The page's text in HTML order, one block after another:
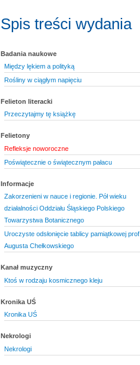
Spis treści wydania
Badania naukowe
Między lękiem a polityką
Rośliny w ciągłym napięciu
Felieton literacki
Przeczytajmy tę książkę
Felietony
Refleksje noworoczne
Poświątecznie o świątecznym pałacu
Informacje
Zakorzenieni w nauce i regionie. Pół wieku
działalności Oddziału Śląskiego Polskiego
Towarzystwa Botanicznego
Uroczyste odsłonięcie tablicy pamiątkowej prof.
Augusta Chełkowskiego
Kanał muzyczny
Ktoś w rodzaju kosmicznego kleju
Kronika UŚ
Kronika UŚ
Nekrologi
Nekrologi